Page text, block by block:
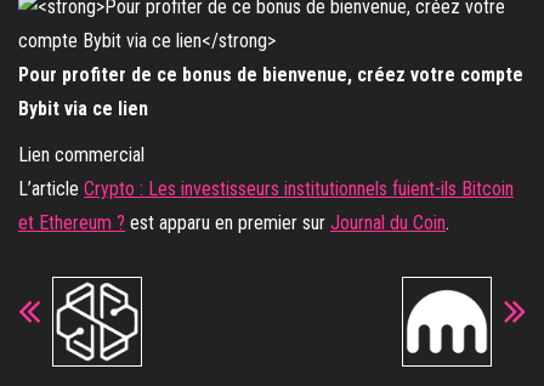
Pour profiter de ce bonus de bienvenue, créez votre compte
Bybit via ce lien
Lien commercial
L’article Crypto : Les investisseurs institutionnels fuient-ils Bitcoin
et Ethereum ? est apparu en premier sur Journal du Coin.